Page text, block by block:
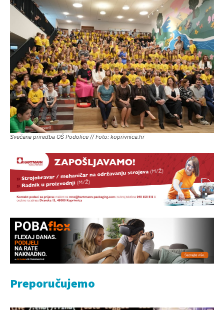
Svečana priredba OŠ Podolice // Foto: koprivnica.hr
Preporučujemo